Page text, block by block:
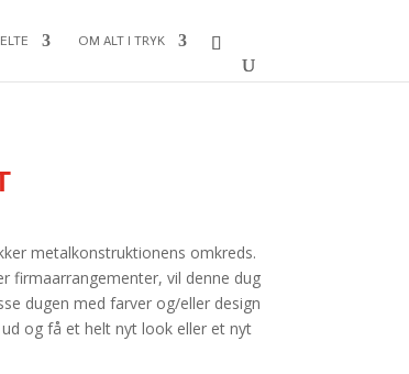
OM ALT I TRYK
metalkonstruktionens omkreds.
firmaarrangementer, vil denne dug
dugen med farver og/eller design
og få et helt nyt look eller et nyt